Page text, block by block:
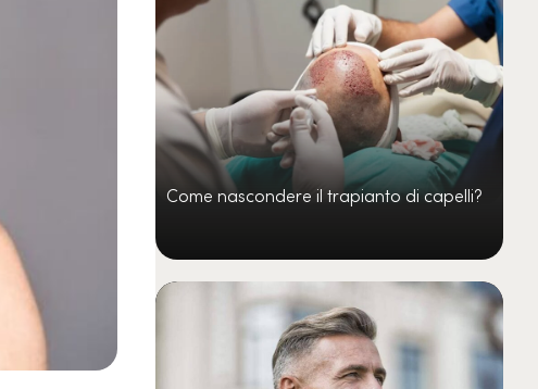
Come nascondere il trapianto di capelli?